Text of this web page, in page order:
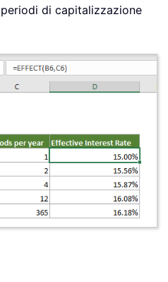
di capitalizzazione